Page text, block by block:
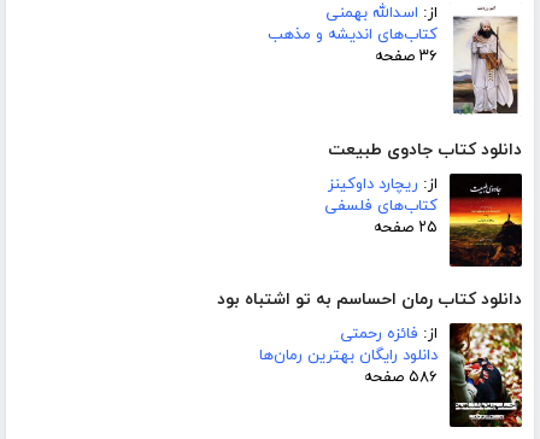
از: اسدالله بهمنی
کتاب‌های اندیشه و مذهب
۳۶ صفحه
دانلود کتاب جادوی طبیعت
از: ریچارد داوکینز
کتاب‌های فلسفی
۲۵ صفحه
دانلود کتاب رمان احساسم به تو اشتباه بود
از: فائزه رحمتی
دانلود رایگان بهترین رمان‌ها
۵۸۶ صفحه